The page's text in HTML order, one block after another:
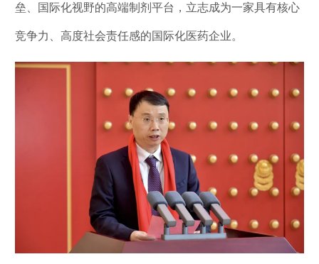
垒、国际化视野的高端制剂平台，立志成为一家具有核心
竞争力、高度社会责任感的国际化医药企业。